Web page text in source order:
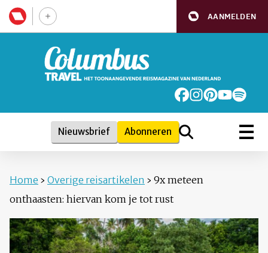
AANMELDEN
Nieuwsbrief Abonneren
Home › Overige reisartikelen › 9x meteen
onthaasten: hiervan kom je tot rust